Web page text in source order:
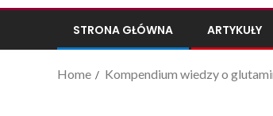
STRONA GŁÓWNA ARTYKUŁY
Home Kompendium wiedzy o